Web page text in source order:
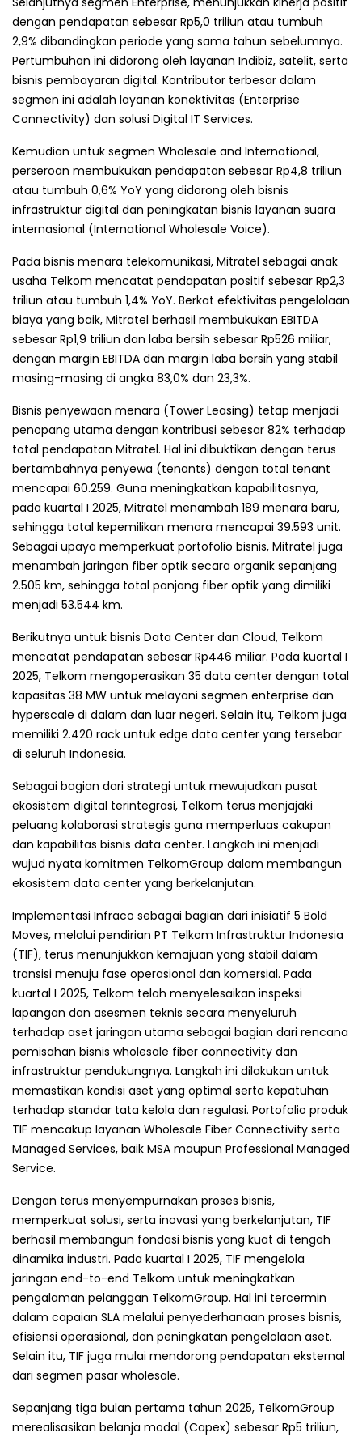
dengan pendapatan sebesar Rp5,0 triliun atau tumbuh
2,9% dibandingkan periode yang sama tahun sebelumnya.
Pertumbuhan ini didorong oleh layanan Indibiz, satelit, serta
bisnis pembayaran digital. Kontributor terbesar dalam
segmen ini adalah layanan konektivitas (Enterprise
Connectivity) dan solusi Digital IT Services.
Kemudian untuk segmen Wholesale and International,
perseroan membukukan pendapatan sebesar Rp4,8 triliun
atau tumbuh 0,6% YoY yang didorong oleh bisnis
infrastruktur digital dan peningkatan bisnis layanan suara
internasional (International Wholesale Voice).
Pada bisnis menara telekomunikasi, Mitratel sebagai anak
usaha Telkom mencatat pendapatan positif sebesar Rp2,3
triliun atau tumbuh 1,4% YoY. Berkat efektivitas pengelolaan
biaya yang baik, Mitratel berhasil membukukan EBITDA
sebesar Rp1,9 triliun dan laba bersih sebesar Rp526 miliar,
dengan margin EBITDA dan margin laba bersih yang stabil
masing-masing di angka 83,0% dan 23,3%.
Bisnis penyewaan menara (Tower Leasing) tetap menjadi
penopang utama dengan kontribusi sebesar 82% terhadap
total pendapatan Mitratel. Hal ini dibuktikan dengan terus
bertambahnya penyewa (tenants) dengan total tenant
mencapai 60.259. Guna meningkatkan kapabilitasnya,
pada kuartal I 2025, Mitratel menambah 189 menara baru,
sehingga total kepemilikan menara mencapai 39.593 unit.
Sebagai upaya memperkuat portofolio bisnis, Mitratel juga
menambah jaringan fiber optik secara organik sepanjang
2.505 km, sehingga total panjang fiber optik yang dimiliki
menjadi 53.544 km.
Berikutnya untuk bisnis Data Center dan Cloud, Telkom
mencatat pendapatan sebesar Rp446 miliar. Pada kuartal I
2025, Telkom mengoperasikan 35 data center dengan total
kapasitas 38 MW untuk melayani segmen enterprise dan
hyperscale di dalam dan luar negeri. Selain itu, Telkom juga
memiliki 2.420 rack untuk edge data center yang tersebar
di seluruh Indonesia.
Sebagai bagian dari strategi untuk mewujudkan pusat
ekosistem digital terintegrasi, Telkom terus menjajaki
peluang kolaborasi strategis guna memperluas cakupan
dan kapabilitas bisnis data center. Langkah ini menjadi
wujud nyata komitmen TelkomGroup dalam membangun
ekosistem data center yang berkelanjutan.
Implementasi Infraco sebagai bagian dari inisiatif 5 Bold
Moves, melalui pendirian PT Telkom Infrastruktur Indonesia
(TIF), terus menunjukkan kemajuan yang stabil dalam
transisi menuju fase operasional dan komersial. Pada
kuartal I 2025, Telkom telah menyelesaikan inspeksi
lapangan dan asesmen teknis secara menyeluruh
terhadap aset jaringan utama sebagai bagian dari rencana
pemisahan bisnis wholesale fiber connectivity dan
infrastruktur pendukungnya. Langkah ini dilakukan untuk
memastikan kondisi aset yang optimal serta kepatuhan
terhadap standar tata kelola dan regulasi. Portofolio produk
TIF mencakup layanan Wholesale Fiber Connectivity serta
Managed Services, baik MSA maupun Professional Managed
Service.
Dengan terus menyempurnakan proses bisnis,
memperkuat solusi, serta inovasi yang berkelanjutan, TIF
berhasil membangun fondasi bisnis yang kuat di tengah
dinamika industri. Pada kuartal I 2025, TIF mengelola
jaringan end-to-end Telkom untuk meningkatkan
pengalaman pelanggan TelkomGroup. Hal ini tercermin
dalam capaian SLA melalui penyederhanaan proses bisnis,
efisiensi operasional, dan peningkatan pengelolaan aset.
Selain itu, TIF juga mulai mendorong pendapatan eksternal
dari segmen pasar wholesale.
Sepanjang tiga bulan pertama tahun 2025, TelkomGroup
merealisasikan belanja modal (Capex) sebesar Rp5 triliun,